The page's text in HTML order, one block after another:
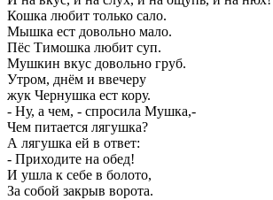
Кошка любит только сало.
Мышка ест довольно мало.
Пёс Тимошка любит суп.
Мушкин вкус довольно груб.
Утром, днём и ввечеру
жук Чернушка ест кору.
- Ну, а чем, - спросила Мушка,-
Чем питается лягушка?
А лягушка ей в ответ:
- Приходите на обед!
И ушла к себе в болото,
За собой закрыв ворота.